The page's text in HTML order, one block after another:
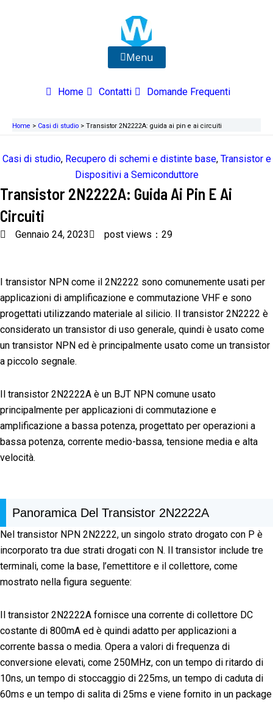
Menu
Home Contatti Domande Frequenti
Home > Casi di studio > Transistor 2N2222A: guida ai pin e ai circuiti
Casi di studio, Recupero di schemi e distinte base, Transistor e
Dispositivi a Semiconduttore
Transistor 2N2222A: Guida Ai Pin E Ai
Circuiti
Gennaio 24, 2023 post views：29
I transistor NPN come il 2N2222 sono comunemente usati per
applicazioni di amplificazione e commutazione VHF e sono
progettati utilizzando materiale al silicio. Il transistor 2N2222 è
considerato un transistor di uso generale, quindi è usato come
un transistor NPN ed è principalmente usato come un transistor
a piccolo segnale.
Il transistor 2N2222A è un BJT NPN comune usato
principalmente per applicazioni di commutazione e
amplificazione a bassa potenza, progettato per operazioni a
bassa potenza, corrente medio-bassa, tensione media e alta
velocità.
Panoramica Del Transistor 2N2222A
Nel transistor NPN 2N2222, un singolo strato drogato con P è
incorporato tra due strati drogati con N. Il transistor include tre
terminali, come la base, l’emettitore e il collettore, come
mostrato nella figura seguente:
Il transistor 2N2222A fornisce una corrente di collettore DC
costante di 800mA ed è quindi adatto per applicazioni a
corrente bassa o media. Opera a valori di frequenza di
conversione elevati, come 250MHz, con un tempo di ritardo di
10ns, un tempo di stoccaggio di 225ms, un tempo di caduta di
60ms e un tempo di salita di 25ms e viene fornito in un package